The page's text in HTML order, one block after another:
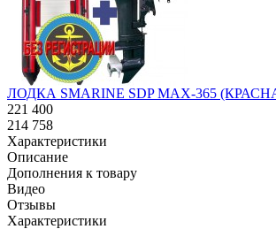
ЛОДКА SMARINE SDP MAX-365
221 400
214 758
Характеристики
Описание
Дополнения к товару
Видео
Отзывы
Характеристики